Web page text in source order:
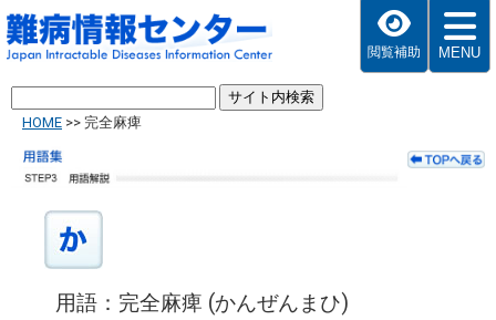
閲覧補助 MENU
HOME >> 完全麻痺
用語：完全麻痺 (かんぜんまひ)